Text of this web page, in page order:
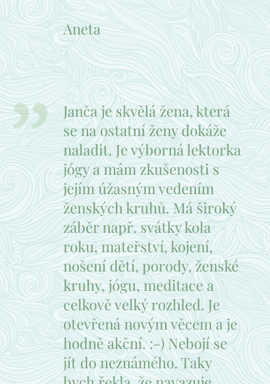
Aneta
Janča je skvělá žena, která
se na ostatní ženy dokáže
naladit. Je výborná lektorka
jógy a mám zkušenosti s
jejím úžasným vedením
ženských kruhů. Má široký
záběr např. svátky kola
roku, mateřství, kojení,
nošení dětí, porody, ženské
kruhy, jógu, meditace a
celkově velký rozhled. Je
otevřená novým věcem a je
hodně akční. :-) Nebojí se
jít do neznámého. Taky